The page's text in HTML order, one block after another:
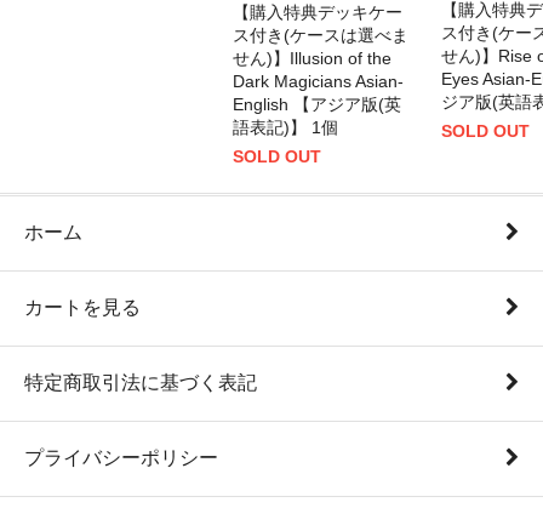
【購入特典デッキケー
ス付き(ケースは選べま
せん)】Illusion of the
Dark Magicians Asian-
English 【アジア版(英
語表記)】 1個
SOLD OUT
【購入特典
ス付き(ケー
せん)】Rise
Eyes Asian-
ジア版(英語
SOLD OUT
ホーム
カートを見る
特定商取引法に基づく表記
プライバシーポリシー